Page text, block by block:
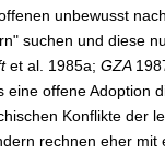
unbewusst
suchen und diese
et al. 1985a; GZA
eine offene Adoption
Konflikte der
rechnen eher mit